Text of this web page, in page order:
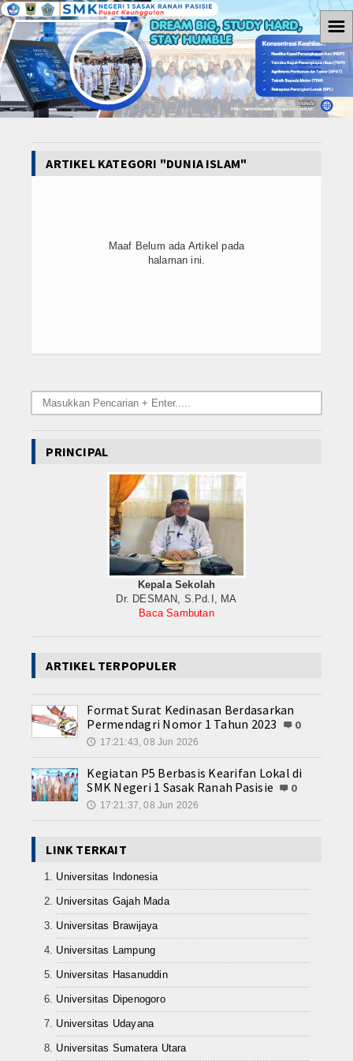
Home
Berita
Tutorial
Teknologi
Koleksi Video
Keahlian
Teknika Kapal Penangkap Ikan (
Dalam Negeri
Luar Negeri
Agribisnis Budidaya Perikanan
Teknik Sepeda Motor ( TSM )
Rekayasa Perangkat Lunak ( RPL
Contact
☰
ARTIKEL KATEGORI "DUNIA ISLAM"
Maaf Belum ada Artikel pada
halaman ini.
PRINCIPAL
Kepala Sekolah
Dr. DESMAN, S.Pd.I, MA
Baca Sambutan
ARTIKEL TERPOPULER
Format Surat Kedinasan Berdasarkan
Permendagri Nomor 1 Tahun 2023
0
🕔 17:21:43, 08 Jun 2026
Kegiatan P5 Berbasis Kearifan Lokal di
SMK Negeri 1 Sasak Ranah Pasisie
0
🕔 17:21:37, 08 Jun 2026
LINK TERKAIT
Universitas Indonesia
Universitas Gajah Mada
Universitas Brawijaya
Universitas Lampung
Universitas Hasanuddin
Universitas Dipenogoro
Universitas Udayana
Universitas Sumatera Utara